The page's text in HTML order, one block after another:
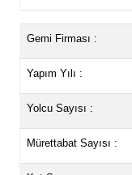
Gemi Firması :
Yapım Yılı :
Yolcu Sayısı :
Mürettabat Sayısı :